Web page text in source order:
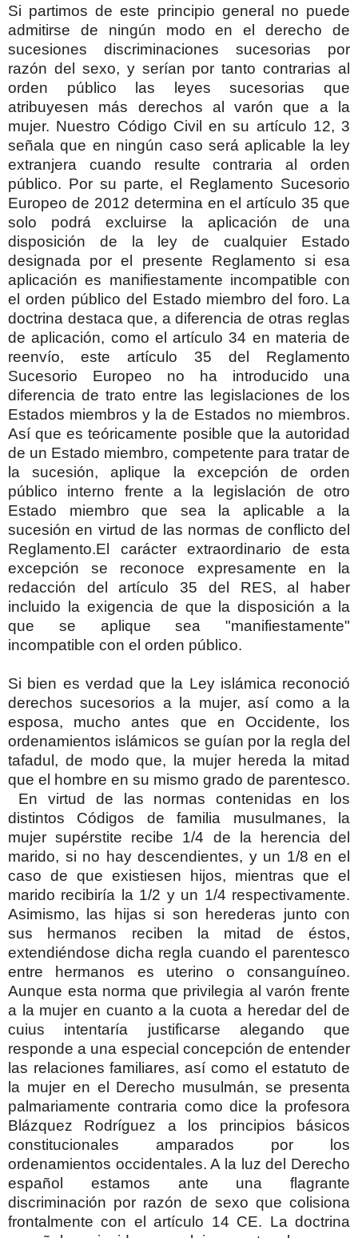
Si partimos de este principio general no puede
admitirse de ningún modo en el derecho de
sucesiones discriminaciones sucesorias por
razón del sexo, y serían por tanto contrarias al
orden público las leyes sucesorias que
atribuyesen más derechos al varón que a la
mujer. Nuestro Código Civil en su artículo 12, 3
señala que en ningún caso será aplicable la ley
extranjera cuando resulte contraria al orden
público. Por su parte, el Reglamento Sucesorio
Europeo de 2012 determina en el artículo 35 que
solo podrá excluirse la aplicación de una
disposición de la ley de cualquier Estado
designada por el presente Reglamento si esa
aplicación es manifiestamente incompatible con
el orden público del Estado miembro del foro. La
doctrina destaca que, a diferencia de otras reglas
de aplicación, como el artículo 34 en materia de
reenvío, este artículo 35 del Reglamento
Sucesorio Europeo no ha introducido una
diferencia de trato entre las legislaciones de los
Estados miembros y la de Estados no miembros.
Así que es teóricamente posible que la autoridad
de un Estado miembro, competente para tratar de
la sucesión, aplique la excepción de orden
público interno frente a la legislación de otro
Estado miembro que sea la aplicable a la
sucesión en virtud de las normas de conflicto del
Reglamento.El carácter extraordinario de esta
excepción se reconoce expresamente en la
redacción del artículo 35 del RES, al haber
incluido la exigencia de que la disposición a la
que se aplique sea "manifiestamente"
incompatible con el orden público.
Si bien es verdad que la Ley islámica reconoció
derechos sucesorios a la mujer, así como a la
esposa, mucho antes que en Occidente, los
ordenamientos islámicos se guían por la regla del
tafadul, de modo que, la mujer hereda la mitad
que el hombre en su mismo grado de parentesco.
En virtud de las normas contenidas en los
distintos Códigos de familia musulmanes, la
mujer supérstite recibe 1/4 de la herencia del
marido, si no hay descendientes, y un 1/8 en el
caso de que existiesen hijos, mientras que el
marido recibiría la 1/2 y un 1/4 respectivamente.
Asimismo, las hijas si son herederas junto con
sus hermanos reciben la mitad de éstos,
extendiéndose dicha regla cuando el parentesco
entre hermanos es uterino o consanguíneo.
Aunque esta norma que privilegia al varón frente
a la mujer en cuanto a la cuota a heredar del de
cuius intentaría justificarse alegando que
responde a una especial concepción de entender
las relaciones familiares, así como el estatuto de
la mujer en el Derecho musulmán, se presenta
palmariamente contraria como dice la profesora
Blázquez Rodríguez a los principios básicos
constitucionales amparados por los
ordenamientos occidentales. A la luz del Derecho
español estamos ante una flagrante
discriminación por razón de sexo que colisiona
frontalmente con el artículo 14 CE. La doctrina